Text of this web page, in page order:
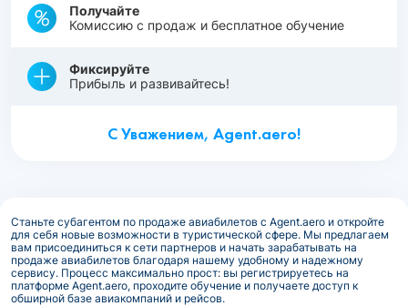
Получайте
Комиссию с продаж и бесплатное обучение
Фиксируйте
Прибыль и развивайтесь!
С Уважением, Agent.aero!
Станьте субагентом по продаже авиабилетов с Agent.aero и откройте
для себя новые возможности в туристической сфере. Мы предлагаем
вам присоединиться к сети партнеров и начать зарабатывать на
продаже авиабилетов благодаря нашему удобному и надежному
сервису. Процесс максимально прост: вы регистрируетесь на
платформе Agent.aero, проходите обучение и получаете доступ к
обширной базе авиакомпаний и рейсов.